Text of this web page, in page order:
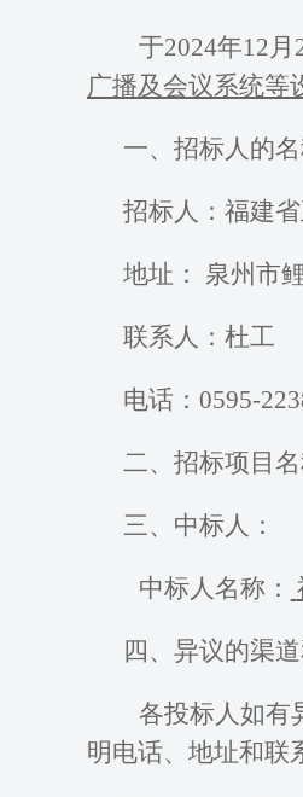
于2024年12月
广播及会议系统等
一、招标人的
招标人：福建
地址： 泉州市
联系人： 杜工
电话： 0595-
二、招标项目名
三、中标人：
中标人名称：
四、异议的渠道
各投标人如有
明电话、地址和联